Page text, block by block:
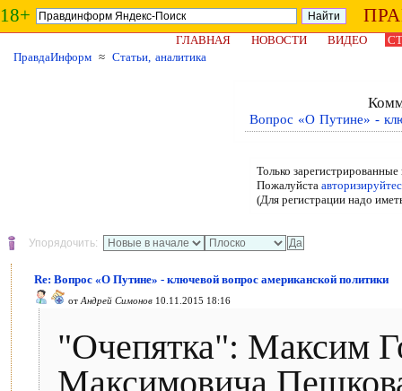
18+
ГЛАВНАЯ НОВОСТИ ВИДЕО
ПравдаИнформ ≈ Статьи, аналитика
Вопрос «О Путине» -
Только
Пожалуйста
(Для регистрации надо
Упорядочить:
Re: Вопрос «О Путине» - ключевой вопрос американской политики
от Андрей Симонов 10.11.2015 18:16
"Очепятка": Максим
Максимовича